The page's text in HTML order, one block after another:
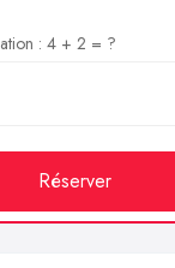
: 4 + 2 = ?
Réserver